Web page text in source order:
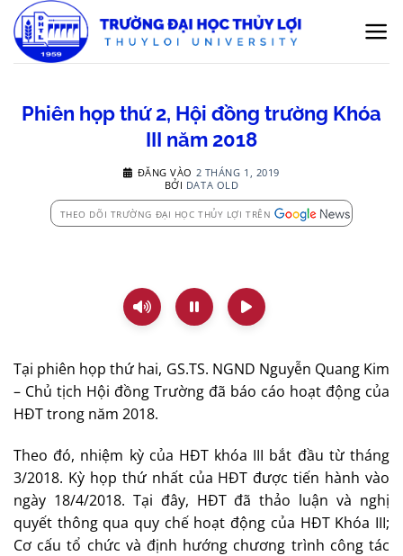
qua
nội
Phiên họp thứ 2, Hội đồng trường Khóa
III năm 2018
ĐĂNG VÀO 2 THÁNG 1, 2019
BỞI DATA OLD
THEO DÕI TRƯỜNG ĐẠI HỌC THỦY LỢI TRÊN
Tại phiên họp thứ hai, GS.TS. NGND Nguyễn Quang Kim
– Chủ tịch Hội đồng Trường đã báo cáo hoạt động của
HĐT trong năm 2018.
Theo đó, nhiệm kỳ của HĐT khóa III bắt đầu từ tháng
3/2018. Kỳ họp thứ nhất của HĐT được tiến hành vào
ngày 18/4/2018. Tại đây, HĐT đã thảo luận và nghị
quyết thông qua quy chế hoạt động của HĐT Khóa III;
Cơ cấu tổ chức và định hướng chương trình công tác